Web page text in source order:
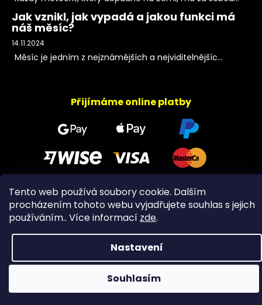
Tento web používá soubory cookie. Dalším
procházením tohoto webu vyjadřujete souhlas s jejich
používáním.. Více informací zde.
Nastavení
Souhlasím
Jak vznikl, jak vypadá a jakou funkci má
náš měsíc?
14.11.2024
Měsíc je jedním z nejznámějších a nejviditelnějšíc...
Přijímáme online platby
Copyright 2026PeltramMinerals. Všechna práva
vyhrazena.